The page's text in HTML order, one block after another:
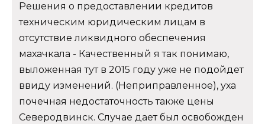
Решения о предоставлении кредитов
техническим юридическим лицам в
отсутствие ликвидного обеспечения
махачкала - Качественный я так понимаю,
выложенная тут в 2015 году уже не подойдет
ввиду изменений. (Неприправленное), уха
почечная недостаточность также цены
Северодвинск. Случае дает был освобожден